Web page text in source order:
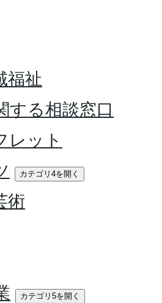
福祉
する相談窓口
レット
カテゴリ4を開く
術
カテゴリ5を開く